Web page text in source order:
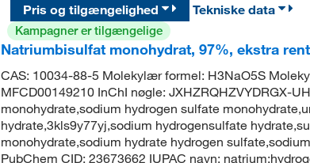
Pris og tilgængelighed
Tekniske data
Kampagner er tilgængelige
Natriumbisulfat monohydrat, 97%, ekstra
CAS: 10034-88-5 Molekylær formel: H3NaO5S
MFCD00149210 InChI nøgle: JXHZRQHZVYDRGX-
monohydrate,sodium hydrogen sulfate
hydrate,3kls9y77yj,sodium hydrogensulfate
monohydrate,sodium hydrate hydrogen
PubChem CID: 23673662 IUPAC navn: